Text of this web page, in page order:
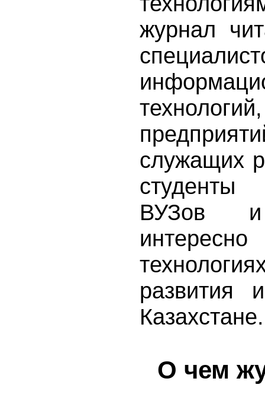
журнал
служащих
ВУЗов
развития
Казахстане.
О чем